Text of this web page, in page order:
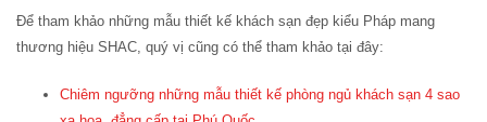
Để tham khảo những mẫu thiết kế khách sạn đẹp kiểu Pháp mang
thương hiệu SHAC, quý vị cũng có thể tham khảo tại đây:
Chiêm ngưỡng những mẫu thiết kế phòng ngủ khách sạn 4 sao